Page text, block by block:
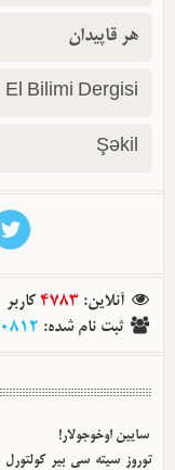
هر قاپیدان
El Bilimi Dergisi
Şəkil
آنلاین:
4783 کاربر
ثبت نام شده:
سایین اوخوجولار!
توروز سیته سی بیر کولتورل